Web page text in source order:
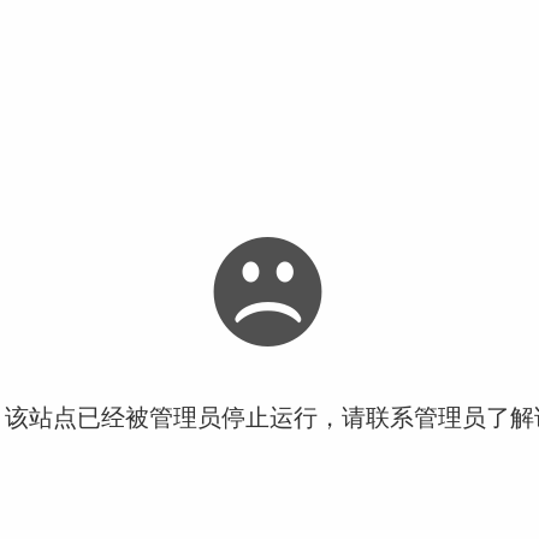
站点已经被管理员停止运行，请联系管理员了